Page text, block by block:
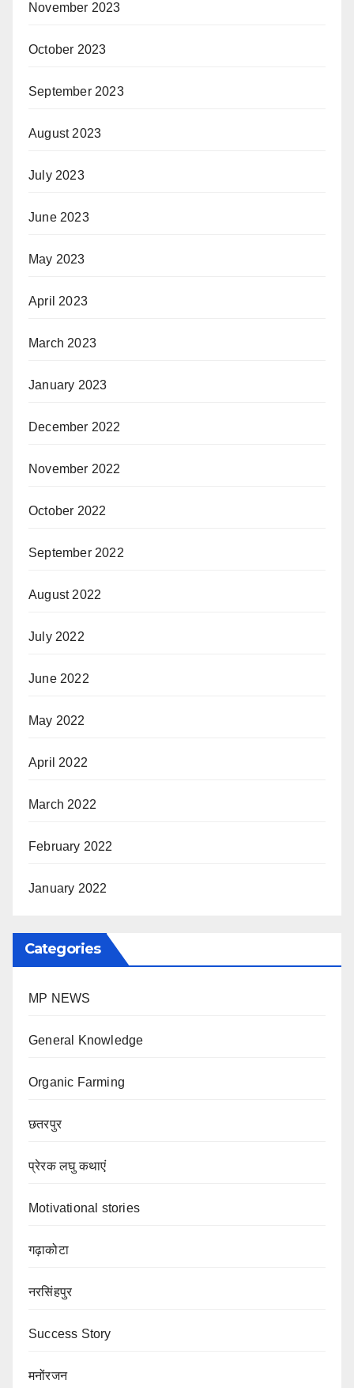
November 2023
October 2023
September 2023
August 2023
July 2023
June 2023
May 2023
April 2023
March 2023
January 2023
December 2022
November 2022
October 2022
September 2022
August 2022
July 2022
June 2022
May 2022
April 2022
March 2022
February 2022
January 2022
Categories
MP NEWS
General Knowledge
Organic Farming
छतरपुर
प्रेरक लघु कथाएं
Motivational stories
गढ़ाकोटा
नरसिंहपुर
Success Story
मनोंरजन